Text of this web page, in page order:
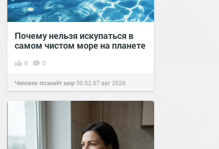
Почему нельзя искупаться в
самом чистом море на планете
0 0
Человек познаёт мир00:52 07 авг 2026